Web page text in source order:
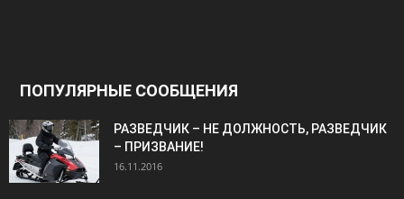
ПОПУЛЯРНЫЕ СООБЩЕНИЯ
РАЗВЕДЧИК – НЕ ДОЛЖНОСТЬ, РАЗВЕДЧИК
– ПРИЗВАНИЕ!
16.11.2016